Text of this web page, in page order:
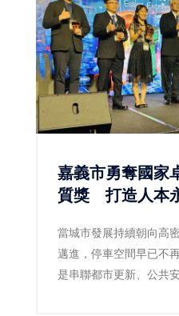
嘉義市勇奪國家
質獎 打造人本
當城市發展持續朝向高
邁進，停車空間早已不
是串聯都市更新、公共